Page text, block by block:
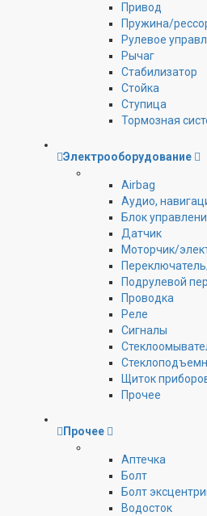
Привод
Пружина/
Рулевое
Рычаг
Стабилизатор
Стойка
Ступица
Тормозная
Электрооборудование
Airbag
Аудио,
Блок
Датчик
Моторчик/
Подрулевой
Проводка
Реле
Сигналы
Щиток
Прочее
Прочее
Аптечка
Болт
Болт
Водосток